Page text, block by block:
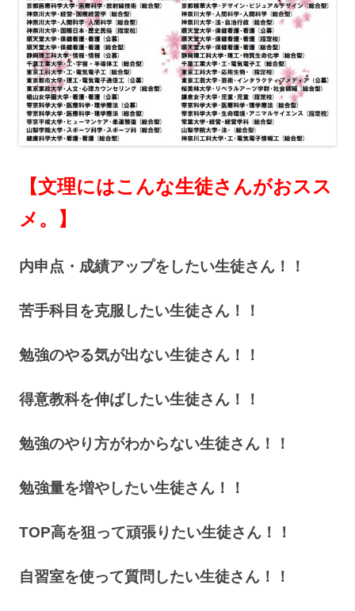
【文理にはこんな生徒さんがおスス
メ。】
内申点・成績アップをしたい生徒さん！！
苦手科目を克服したい生徒さん！！
勉強のやる気が出ない生徒さん！！
得意教科を伸ばしたい生徒さん！！
勉強のやり方がわからない生徒さん！！
勉強量を増やしたい生徒さん！！
TOP高を狙って頑張りたい生徒さん！！
自習室を使って質問したい生徒さん！！